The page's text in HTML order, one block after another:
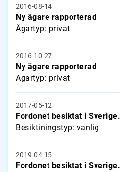
2016-08-14
Ny ägare rapporterad
Ägartyp: privat
2016-10-27
Ny ägare rapporterad
Ägartyp: privat
2017-05-12
Fordonet besiktat i Sverige.
Besiktiningstyp: vanlig
2019-04-15
Fordonet besiktat i Sverige.